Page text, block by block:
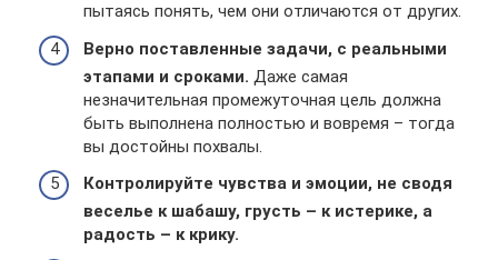
пытаясь понять, чем они отличаются от других.
Верно поставленные задачи, с реальными
этапами и сроками. Даже самая
незначительная промежуточная цель должна
быть выполнена полностью и вовремя – тогда
вы достойны похвалы.
Контролируйте чувства и эмоции, не сводя
веселье к шабашу, грусть – к истерике, а
радость – к крику.